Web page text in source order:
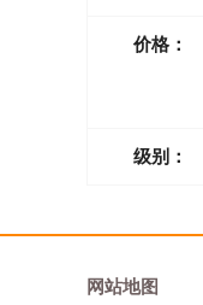
价格：
级别：
网站地图